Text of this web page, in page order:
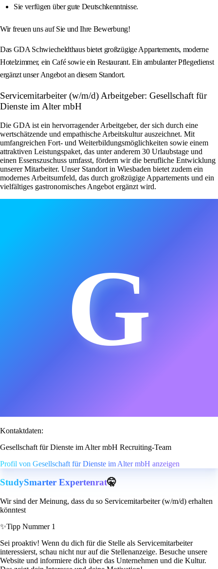
Sie verfügen über gute Deutschkenntnisse.
Wir freuen uns auf Sie und Ihre Bewerbung!
Das GDA Schwiecheldthaus bietet großzügige Appartements, moderne
Hotelzimmer, ein Café sowie ein Restaurant. Ein ambulanter Pflegedienst
ergänzt unser Angebot an diesem Standort.
Servicemitarbeiter (w/m/d) Arbeitgeber: Gesellschaft für
Dienste im Alter mbH
Die GDA ist ein hervorragender Arbeitgeber, der sich durch eine
wertschätzende und empathische Arbeitskultur auszeichnet. Mit
umfangreichen Fort- und Weiterbildungsmöglichkeiten sowie einem
attraktiven Leistungspaket, das unter anderem 30 Urlaubstage und
einen Essenszuschuss umfasst, fördern wir die berufliche Entwicklung
unserer Mitarbeiter. Unser Standort in Wiesbaden bietet zudem ein
modernes Arbeitsumfeld, das durch großzügige Appartements und ein
vielfältiges gastronomisches Angebot ergänzt wird.
G
Kontaktdaten:
Gesellschaft für Dienste im Alter mbH Recruiting-Team
Profil von Gesellschaft für Dienste im Alter mbH anzeigen
StudySmarter Expertenrat🤫
Wir sind der Meinung, dass du so Servicemitarbeiter (w/m/d) erhalten
könntest
✨Tipp Nummer 1
Sei proaktiv! Wenn du dich für die Stelle als Servicemitarbeiter
interessierst, schau nicht nur auf die Stellenanzeige. Besuche unsere
Website und informiere dich über das Unternehmen und die Kultur.